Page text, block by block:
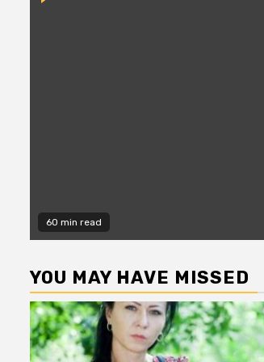
60 min read
YOU MAY HAVE MISSED